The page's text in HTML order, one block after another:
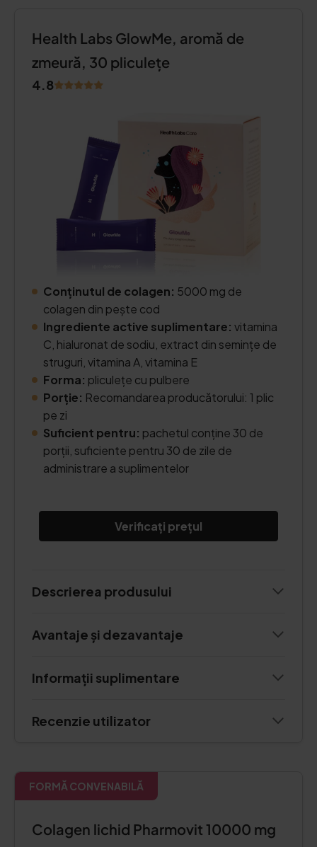
Health Labs GlowMe, aromă de
zmeură, 30 pliculețe
4.8
Conținutul de colagen: 5000 mg de
colagen din pește cod
Ingrediente active suplimentare: vitamina
C, hialuronat de sodiu, extract din semințe de
struguri, vitamina A, vitamina E
Forma: pliculețe cu pulbere
Porție: Recomandarea producătorului: 1 plic
pe zi
Suficient pentru: pachetul conține 30 de
porții, suficiente pentru 30 de zile de
administrare a suplimentelor
Verificați prețul
Descrierea produsului
Avantaje și dezavantaje
Informații suplimentare
Recenzie utilizator
FORMĂ CONVENABILĂ
Colagen lichid Pharmovit 10000 mg